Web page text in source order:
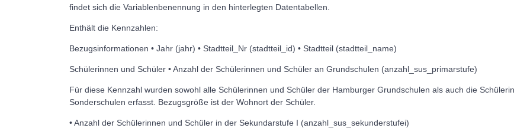
findet sich die Variablenbenennung in den hinterlegten Datentabellen.
Enthält die Kennzahlen:
Bezugsinformationen • Jahr (jahr) • Stadtteil_Nr (stadtteil_id) • Stadtteil (stadtteil_name)
Schülerinnen und Schüler • Anzahl der Schülerinnen und Schüler an Grundschulen (anzahl_sus_primarstufe)
Für diese Kennzahl wurden sowohl alle Schülerinnen und Schüler der Hamburger Grundschulen als auch die
Sonderschulen erfasst. Bezugsgröße ist der Wohnort der Schüler.
• Anzahl der Schülerinnen und Schüler in der Sekundarstufe I (anzahl_sus_sekunderstufei)